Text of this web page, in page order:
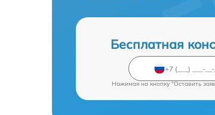
Бесплатная
Нажимая на кнопку "Оставить